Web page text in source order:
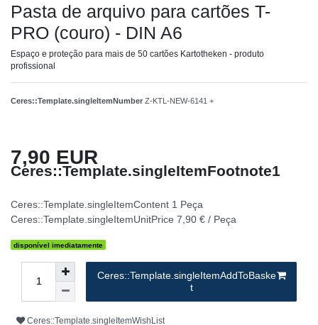
Pasta de arquivo para cartões T-
PRO (couro) - DIN A6
Espaço e proteção para mais de 50 cartões Kartotheken - produto
profissional
Ceres::Template.singleItemNumber Z-KTL-NEW-6141 +
7,90 EUR
Ceres::Template.singleItemFootnote1
Ceres::Template.singleItemContent 1 Peça
Ceres::Template.singleItemUnitPrice 7,90 € / Peça
disponível imediatamente
Ceres::Template.singleItemAddToBaske
t
Ceres::Template.singleItemWishList